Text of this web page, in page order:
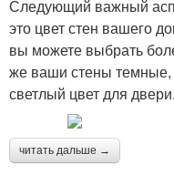
Следующий важный
это цвет стен вашего
вы можете выбрать
же ваши стены
светлый цвет для двери.
читать дальше →